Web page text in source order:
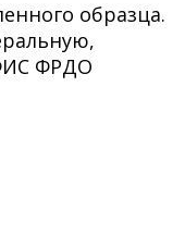
образца.
ФРДО